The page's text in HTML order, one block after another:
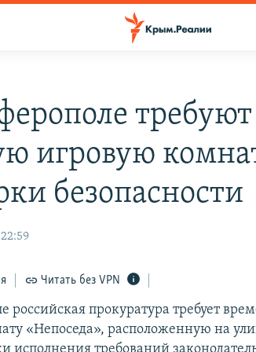
игровую
безопасности
Читать без VPN
российская прокуратура требует
«Непоседа», расположенную на